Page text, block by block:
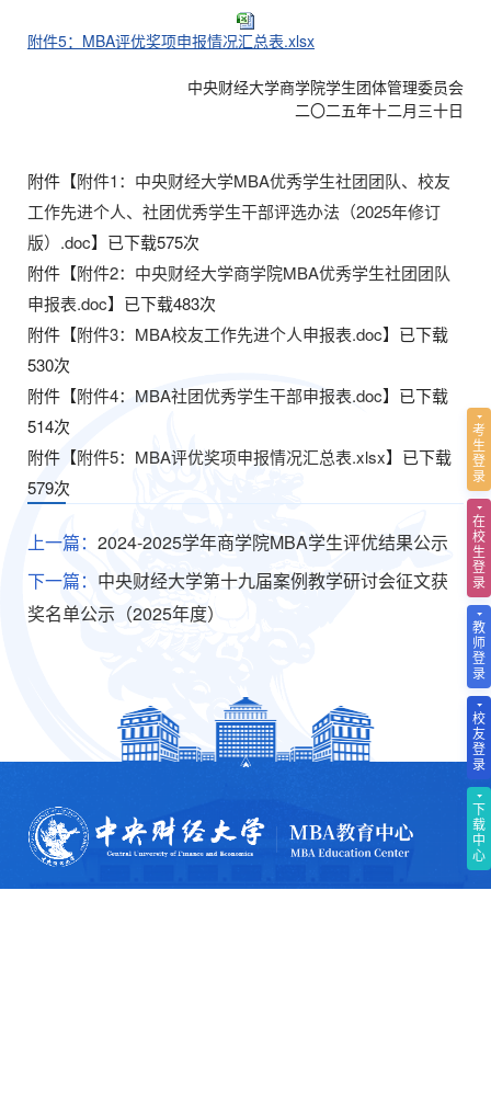
附件5：MBA评优奖项申报情况汇总表.xlsx
中央财经大学商学院学生团体管理委员会
二〇二五年十二月三十日
附件【附件1：中央财经大学MBA优秀学生社团团队、校友
工作先进个人、社团优秀学生干部评选办法（2025年修订
版）.doc】已下载575次
附件【附件2：中央财经大学商学院MBA优秀学生社团团队
申报表.doc】已下载483次
附件【附件3：MBA校友工作先进个人申报表.doc】已下载
530次
附件【附件4：MBA社团优秀学生干部申报表.doc】已下载
514次
附件【附件5：MBA评优奖项申报情况汇总表.xlsx】已下载
579次
上一篇： 2024-2025学年商学院MBA学生评优结果公示
下一篇： 中央财经大学第十九届案例教学研讨会征文获
奖名单公示（2025年度）
考
生
登
录
在
校
生
登
录
教
师
登
录
校
友
登
录
下
载
中
心